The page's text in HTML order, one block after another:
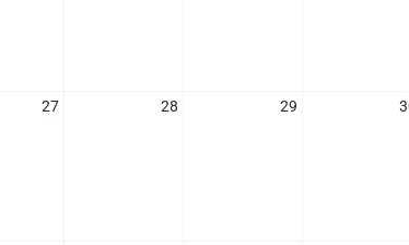
27 28 29